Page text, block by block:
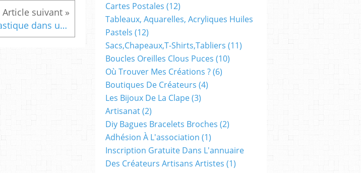
Créature fantastique dans une plantation de peupliers, pendentif forme feuille avec cabochon en verre rond peinture acrylique noir blanc rouge marron, argile naturel, bijou d'art unique,fait mains en france, art contemporain fantastique,boutique de créateurs
Cartes Postales (12)
Tableaux, Aquarelles, Acryliques Huiles
Pastels (12)
Sacs,chapeaux,t-Shirts,tabliers (11)
Boucles Oreilles Clous Puces (10)
Où Trouver Mes Créations ?(6)
Boutiques De Créateurs (4)
Les Bijoux De La Clape(3)
Artisanat(2)
Diy Bagues Bracelets Broches (2)
Adhésion À L'association (1)
Inscription Gratuite Dans L'annuaire
Des Créateurs Artisans Artistes (1)